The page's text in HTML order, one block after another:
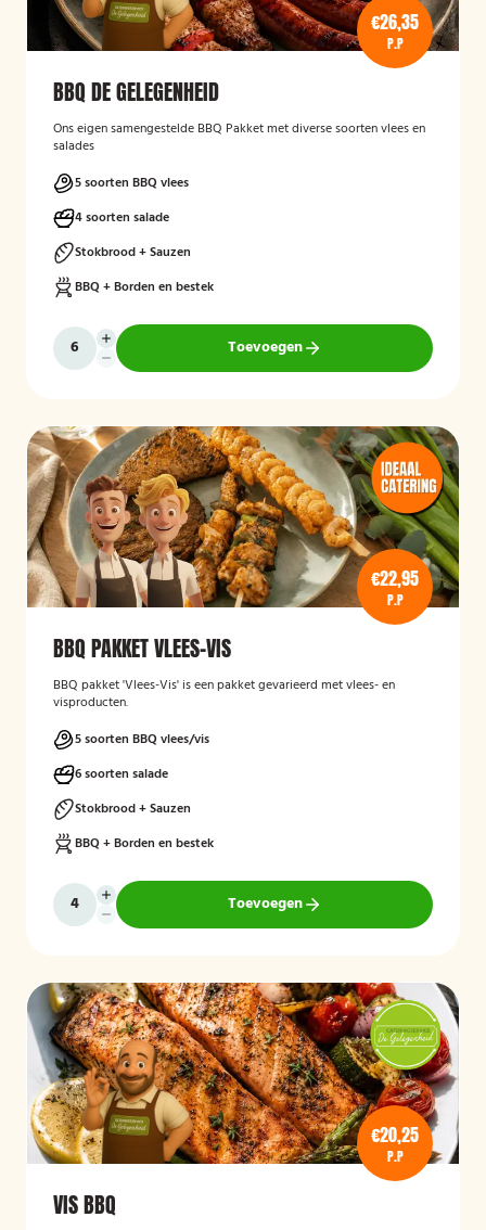
€26,35
P.P
BBQ DE GELEGENHEID
Ons eigen samengestelde BBQ Pakket met diverse soorten vlees en
salades
5 soorten BBQ vlees
4 soorten salade
Stokbrood + Sauzen
BBQ + Borden en bestek
Toevoegen
€22,95
P.P
BBQ PAKKET VLEES-VIS
BBQ pakket 'Vlees-Vis' is een pakket gevarieerd met vlees- en
visproducten.
5 soorten BBQ vlees/vis
6 soorten salade
Stokbrood + Sauzen
BBQ + Borden en bestek
Toevoegen
€20,25
P.P
VIS BBQ